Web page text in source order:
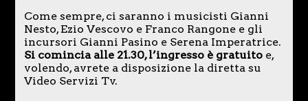
Come sempre, ci saranno i musicisti Gianni
Nesto, Ezio Vescovo e Franco Rangone e gli
incursori Gianni Pasino e Serena Imperatrice.
Si comincia alle 21.30, l’ingresso è gratuitoe,
volendo, avrete a disposizione la diretta su
Video Servizi Tv.